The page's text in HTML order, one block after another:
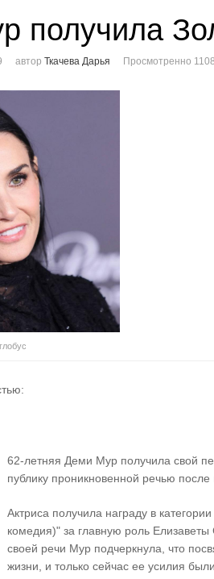
получила
автор Ткачева Дарья Просмотренно
62-летняя Деми Мур получила свой
публику проникновенной речью
Актриса получила награду в
комедия)" за главную роль
своей речи Мур подчеркнула, что
жизни, и только сейчас ее усилия